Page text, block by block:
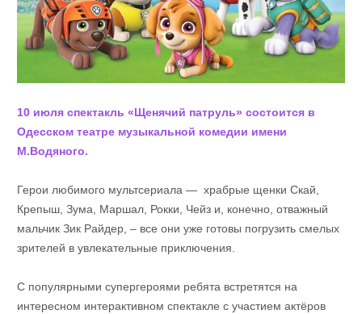
10 июля спектакль «Щенячий патруль» состоится в
Одесском театре музыкальной комедии имени
М.Водяного.
Герои любимого мультсериала — храбрые щенки Скай,
Крепыш, Зума, Маршал, Рокки, Чейз и, конечно, отважный
мальчик Зик Райдер, – все они уже готовы погрузить смелых
зрителей в увлекательные приключения.
С популярными супергероями ребята встретятся на
интересном интерактивном спектакле с участием актёров